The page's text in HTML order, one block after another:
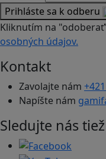
Prihláste sa k odberu
Kliknutím na
osobných údajov.
Kontakt
Zavolajte nám
Napíšte nám
Sledujte nás